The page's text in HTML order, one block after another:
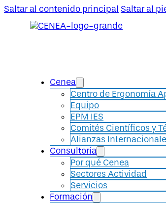
Saltar al contenido principal Saltar al
Cenea
Centro de Ergonomía
Equipo
EPM IES
Comités Científicos y
Alianzas
Consultoría
Por qué Cenea
Sectores Actividad
Servicios
Formación